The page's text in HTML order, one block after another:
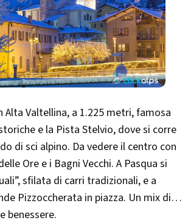
Alta Valtellina, a 1.225 metri, famosa
e la Pista Stelvio, dove si corre
di sci alpino. Da vedere il centro con
Ore e i Bagni Vecchi. A Pasqua si
sfilata di carri tradizionali, e a
Pizzoccherata in piazza. Un mix di
benessere.